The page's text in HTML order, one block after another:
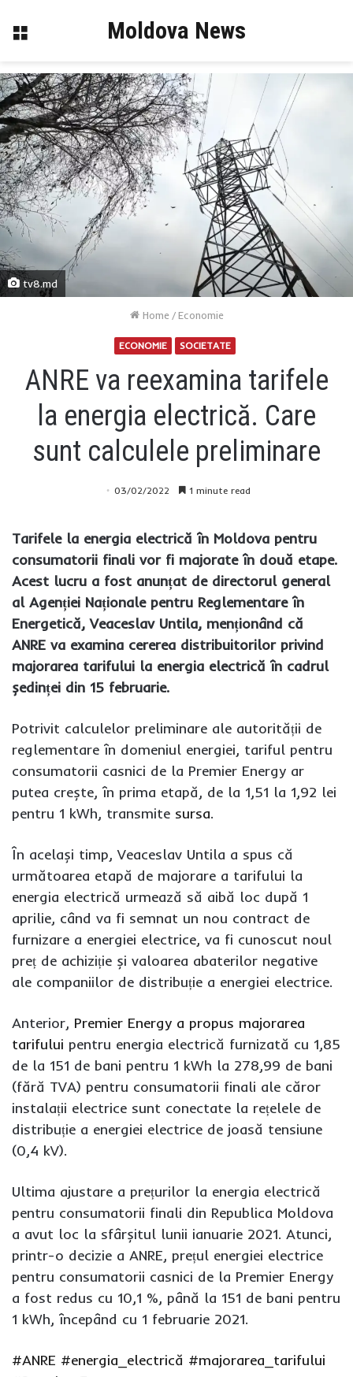
Menu Moldova News
tv8.md
Home / Economie
ECONOMIE SOCIETATE
ANRE va reexamina tarifele
la energia electrică. Care
sunt calculele preliminare
03/02/2022 1 minute read
Tarifele la energia electrică în Moldova pentru
consumatorii finali vor fi majorate în două etape.
Acest lucru a fost anunțat de directorul general
al Agenției Naționale pentru Reglementare în
Energetică, Veaceslav Untila, menționând că
ANRE va examina cererea distribuitorilor privind
majorarea tarifului la energia electrică în cadrul
ședinței din 15 februarie.
Potrivit calculelor preliminare ale autorității de
reglementare în domeniul energiei, tariful pentru
consumatorii casnici de la Premier Energy ar
putea crește, în prima etapă, de la 1,51 la 1,92 lei
pentru 1 kWh, transmite sursa.
În același timp, Veaceslav Untila a spus că
următoarea etapă de majorare a tarifului la
energia electrică urmează să aibă loc după 1
aprilie, când va fi semnat un nou contract de
furnizare a energiei electrice, va fi cunoscut noul
preț de achiziție și valoarea abaterilor negative
ale companiilor de distribuție a energiei electrice.
Anterior, Premier Energy a propus majorarea
tarifului pentru energia electrică furnizată cu 1,85
de la 151 de bani pentru 1 kWh la 278,99 de bani
(fără TVA) pentru consumatorii finali ale căror
instalații electrice sunt conectate la rețelele de
distribuție a energiei electrice de joasă tensiune
(0,4 kV).
Ultima ajustare a prețurilor la energia electrică
pentru consumatorii finali din Republica Moldova
a avut loc la sfârșitul lunii ianuarie 2021. Atunci,
printr-o decizie a ANRE, prețul energiei electrice
pentru consumatorii casnici de la Premier Energy
a fost redus cu 10,1 %, până la 151 de bani pentru
1 kWh, începând cu 1 februarie 2021.
#ANRE #energia_electrică #majorarea_tarifului